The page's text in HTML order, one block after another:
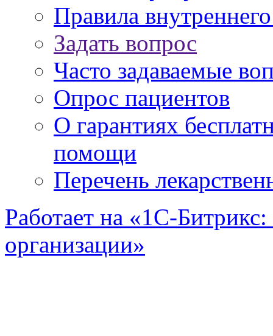
Правила
Задать вопрос
Часто задаваемые
Опрос пациентов
О гарантиях
помощи
Перечень
Работает на «1С-
организации»